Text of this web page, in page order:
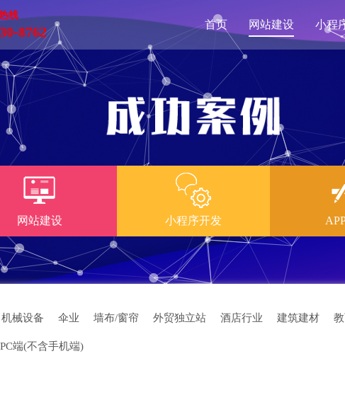
线
8762 首页 网站建设 小程
网站建设 小程序开发
机械设备 伞业 墙布/窗帘 外贸独立站 酒店行业 建筑建材
服装行业
PC端(不含手机端)